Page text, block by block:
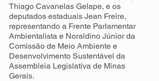
Thiago Cavanelas Gelape, e os
deputados estaduais Jean Freire,
representando a Frente Parlamentar
Ambientalista e Noraldino Júnior da
Comissão de Meio Ambiente e
Desenvolvimento Sustentável da
Assembleia Legislativa de Minas
Gerais.